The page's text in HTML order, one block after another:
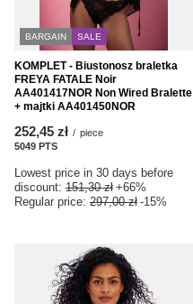
BARGAIN SALE
KOMPLET - Biustonosz braletka
FREYA FATALE Noir
AA401417NOR Non Wired Bralette
+ majtki AA401450NOR
252,45 zł / piece
5049 PTS
Lowest price in 30 days before
discount: 151,30 zł +66%
Regular price: 297,00 zł -15%